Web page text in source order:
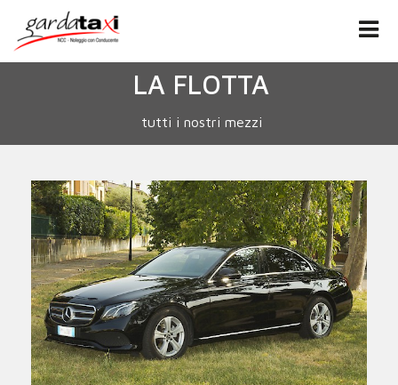
LA FLOTTA
tutti i nostri mezzi